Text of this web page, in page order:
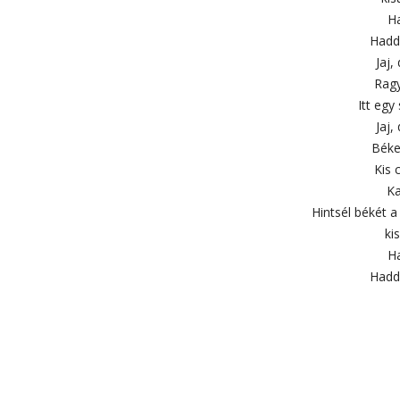
Jaj,
Itt egy
Jaj,
Kis
Hintsél békét